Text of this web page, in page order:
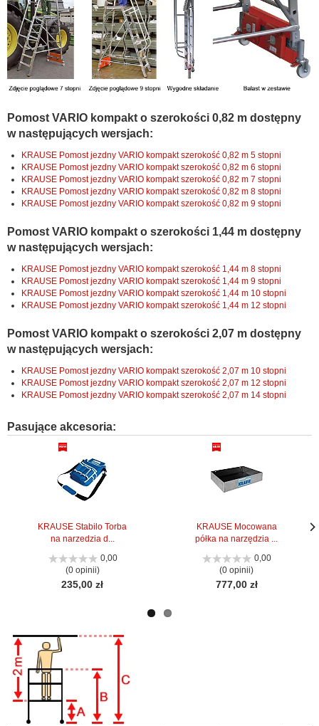
Pomost VARIO kompakt o szerokości 0,82 m dostępny
w następujących wersjach:
KRAUSE Pomost jezdny VARIO kompakt szerokość 0,82 m 5 stopni
KRAUSE Pomost jezdny VARIO kompakt szerokość 0,82 m 6 stopni
KRAUSE Pomost jezdny VARIO kompakt szerokość 0,82 m 7 stopni
KRAUSE Pomost jezdny VARIO kompakt szerokość 0,82 m 8 stopni
KRAUSE Pomost jezdny VARIO kompakt szerokość 0,82 m 9 stopni
Pomost VARIO kompakt o szerokości 1,44 m dostępny
w następujących wersjach:
KRAUSE Pomost jezdny VARIO kompakt szerokość 1,44 m 8 stopni
KRAUSE Pomost jezdny VARIO kompakt szerokość 1,44 m 9 stopni
KRAUSE Pomost jezdny VARIO kompakt szerokość 1,44 m 10 stopni
KRAUSE Pomost jezdny VARIO kompakt szerokość 1,44 m 12 stopni
Pomost VARIO kompakt o szerokości 2,07 m dostępny
w następujących wersjach:
KRAUSE Pomost jezdny VARIO kompakt szerokość 2,07 m 10 stopni
KRAUSE Pomost jezdny VARIO kompakt szerokość 2,07 m 12 stopni
KRAUSE Pomost jezdny VARIO kompakt szerokość 2,07 m 14 stopni
Pasujące akcesoria:
KRAUSE Stabilo Torba
na narzedzia d...
0,00
(0 opinii)
235,00 zł
KRAUSE Mocowana
półka na narzędzia ...
0,00
(0 opinii)
777,00 zł